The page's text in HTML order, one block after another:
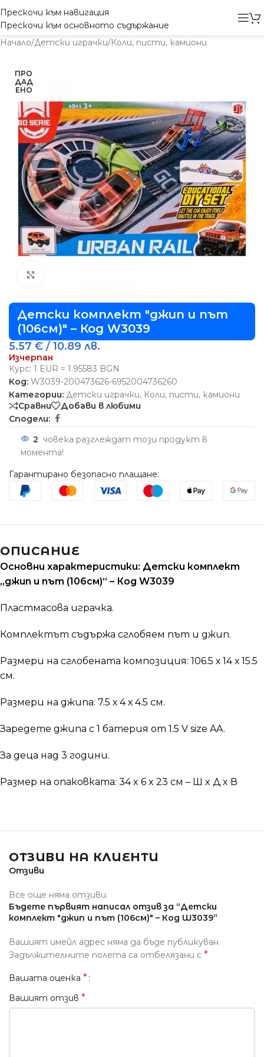
Прескочи към навигация
Прескочи към основното съдържание
Начало/Детски играчки/Коли, писти, камиони
ПРО
ДАД
ЕНО
Детски комплект "джип и път
(106см)" – Код W3039
5.57 € / 10.89 лв.
Изчерпан
Курс: 1 EUR = 1.95583 BGN
Код: W3039-200473626-6952004736260
Категории: Детски играчки, Коли, писти, камиони
Сравни
Добави в любими
Сподели:
2 човека разглеждат този продукт в
момента!
Гарантирано безопасно плащане:
ОПИСАНИЕ
Основни характеристики: Детски комплект
„джип и път (106см)“ – Код W3039
Пластмасова играчка.
Комплектът съдържа сглобяем път и джип.
Размери на сглобената композиция: 106.5 х 14 х 15.5
см.
Размери на джипа: 7.5 х 4 х 4.5 см.
Заредете джипа с 1 батерия от 1.5 V size AA.
За деца над 3 години.
Размер на опаковката: 34 x 6 x 23 см – Ш x Д x В
ОТЗИВИ НА КЛИЕНТИ
Отзиви
Все още няма отзиви.
Бъдете първият написал отзив за “Детски
комплект "джип и път (106см)" – Код W3039”
Вашият имейл адрес няма да бъде публикуван.
Задължителните полета са отбелязани с *
Вашата оценка *
Вашият отзив *